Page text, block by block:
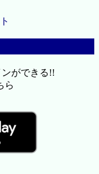
ができる!!
ら